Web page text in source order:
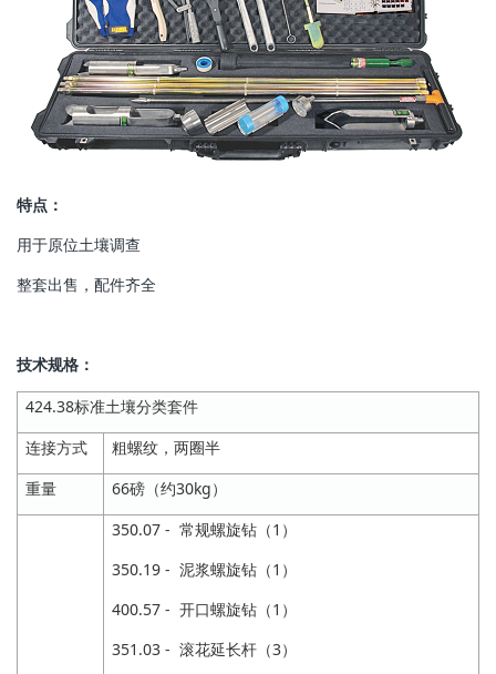
特点：
用于原位土壤调查
整套出售，配件齐全
技术规格：
424.38标准土壤分类套件
连接方式
粗螺纹，两圈半
重量
66磅（约30kg）
350.07 - 常规螺旋钻（1）
350.19 - 泥浆螺旋钻（1）
400.57 - 开口螺旋钻（1）
351.03 - 滚花延长杆（3）